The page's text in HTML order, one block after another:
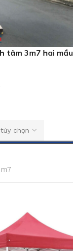
tâm 3m7 hai mầu